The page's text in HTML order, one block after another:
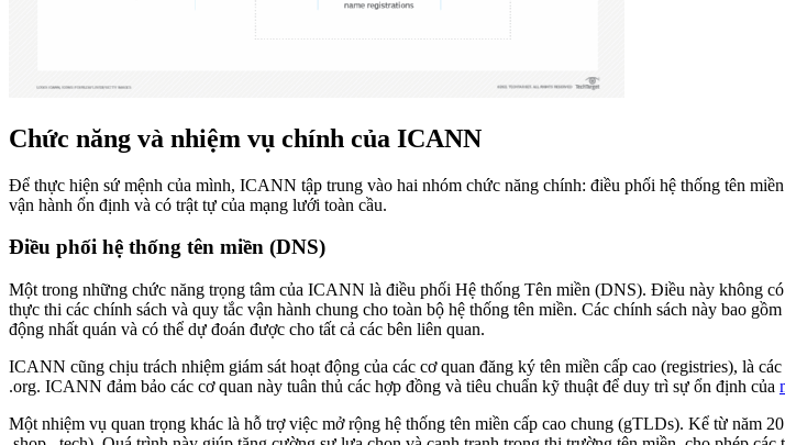
Chức năng và nhiệm vụ chính của ICANN
Để thực hiện sứ mệnh của mình, ICANN tập trung vào hai nhóm chức năng chính: điều phối hệ thống tên
vận hành ổn định và có trật tự của mạng lưới toàn cầu.
Điều phối hệ thống tên miền (DNS)
Một trong những chức năng trọng tâm của ICANN là điều phối Hệ thống Tên miền (DNS). Điều này không
thực thi các chính sách và quy tắc vận hành chung cho toàn bộ hệ thống tên miền. Các chính sách này bao
động nhất quán và có thể dự đoán được cho tất cả các bên liên quan.
ICANN cũng chịu trách nhiệm giám sát hoạt động của các cơ quan đăng ký tên miền cấp cao (registries), là
.org. ICANN đảm bảo các cơ quan này tuân thủ các hợp đồng và tiêu chuẩn kỹ thuật để duy trì sự ổn định của
Một nhiệm vụ quan trọng khác là hỗ trợ việc mở rộng hệ thống tên miền cấp cao chung (gTLDs). Kể từ